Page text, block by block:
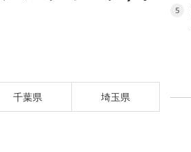
千葉県 埼玉県
5